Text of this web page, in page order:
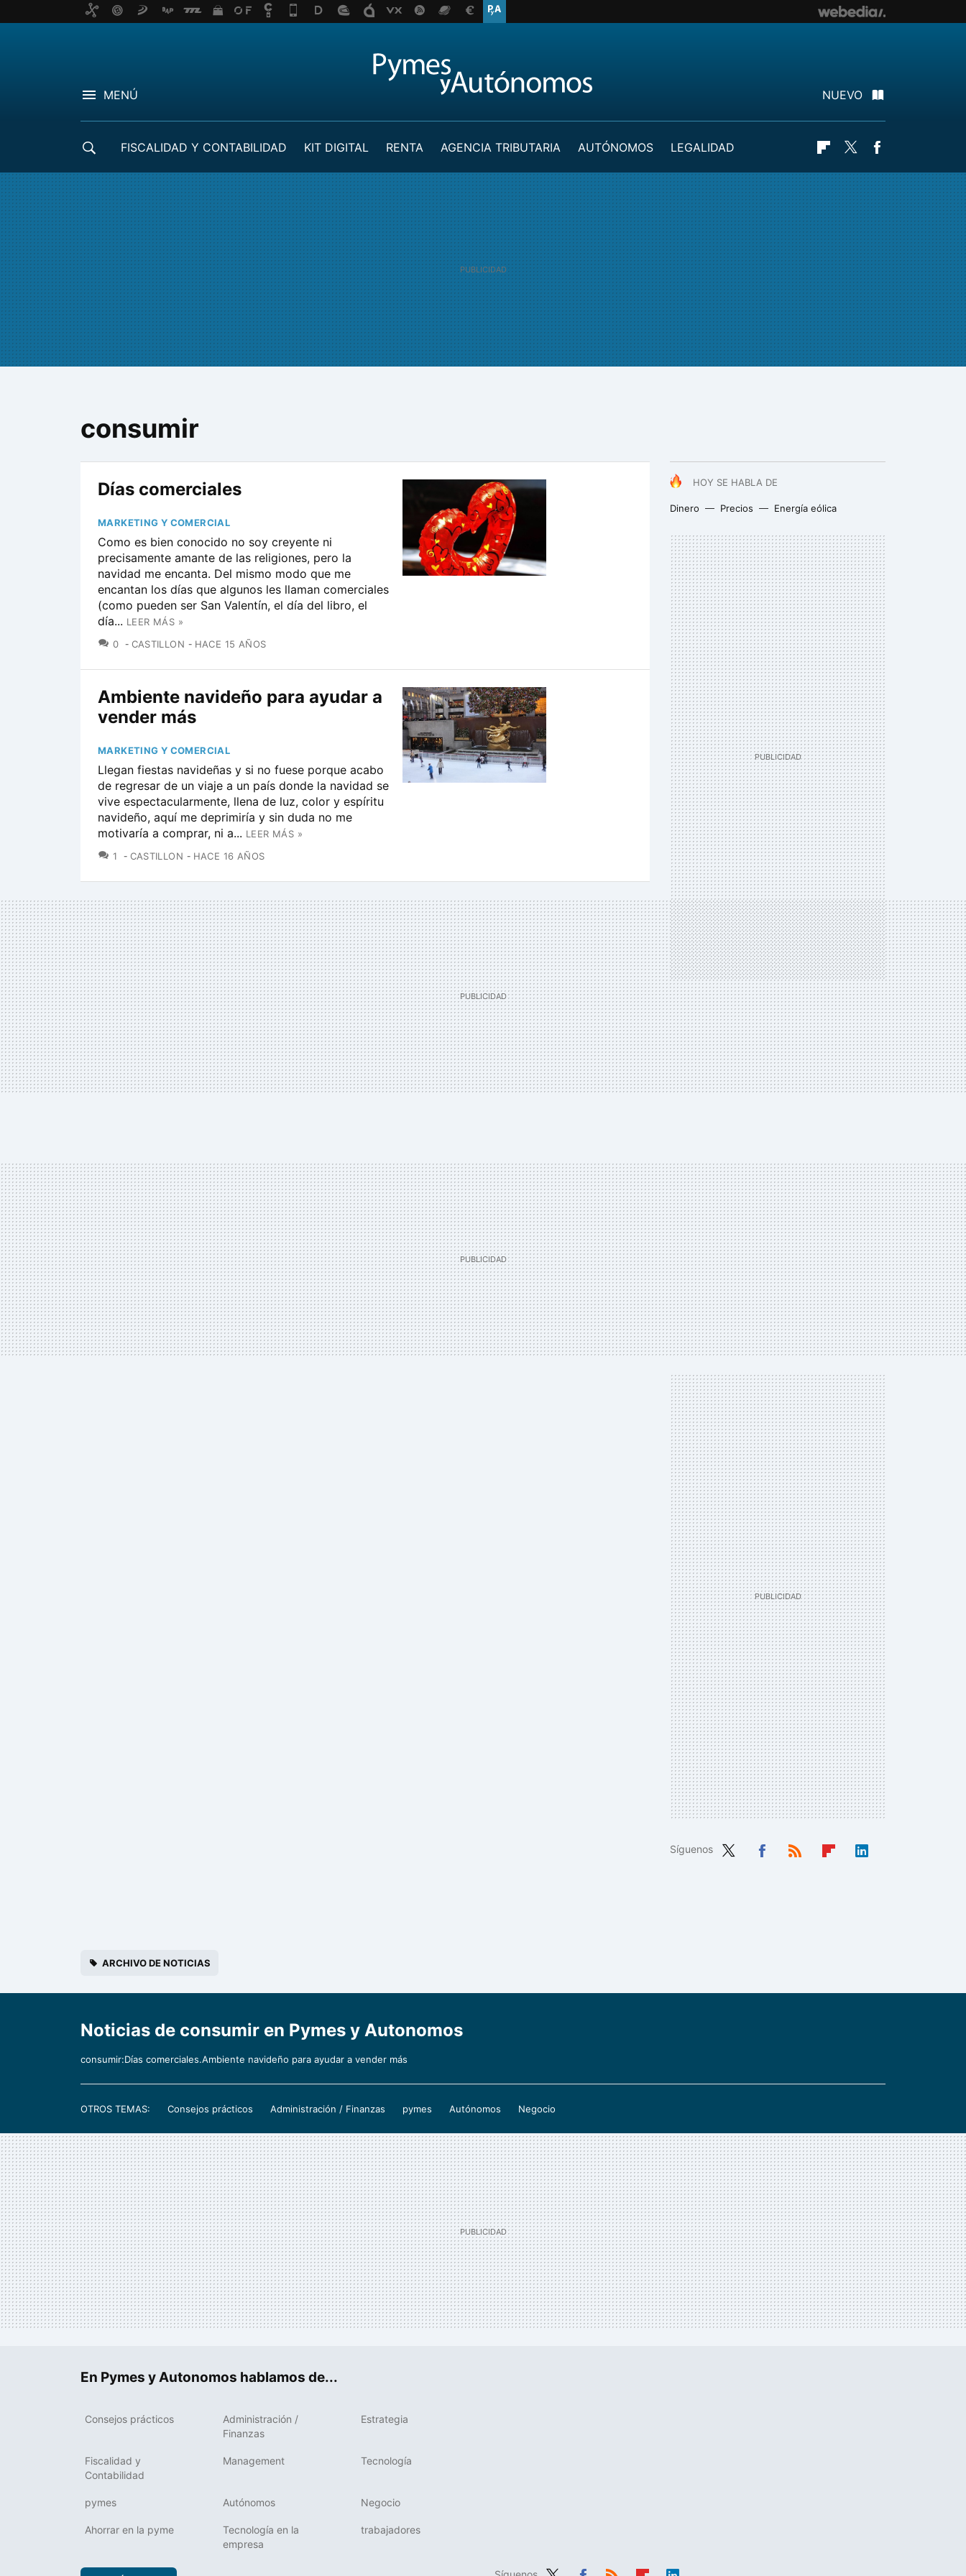
MENÚ NUEVO
FISCALIDAD Y CONTABILIDAD KIT DIGITAL RENTA AGENCIA TRIBUTARIA AUTÓNOMOS
LEGALIDAD
Flipboard
Twitter
consumir
HOY SE HABLA DE
Dinero Precios Energía eólica
Días comerciales
MARKETING Y COMERCIAL
Como es bien conocido no soy creyente ni
precisamente amante de las religiones, pero la
navidad me encanta. Del mismo modo que me
encantan los días que algunos les llaman comerciales
(como pueden ser San Valentín, el día del libro, el
día... LEER MÁS »
0 COMENTARIOS
CASTILLON HACE 15 AÑOS
Ambiente navideño para ayudar a
vender más
MARKETING Y COMERCIAL
Llegan fiestas navideñas y si no fuese porque acabo
de regresar de un viaje a un país donde la navidad se
vive espectacularmente, llena de luz, color y espíritu
navideño, aquí me deprimiría y sin duda no me
motivaría a comprar, ni a... LEER MÁS »
1
COMENTARIOS
CASTILLON HACE 16 AÑOS
Síguenos
ARCHIVO DE NOTICIAS
Noticias de consumir en Pymes y Autonomos
consumir:Días comerciales.Ambiente navideño para ayudar a vender más
OTROS TEMAS: Consejos prácticos Administración / Finanzas pymes Autónomos Negocio
En Pymes y Autonomos hablamos de...
Consejos prácticos
Administración /
Finanzas
Estrategia
Fiscalidad y
Contabilidad
Management Tecnología
pymes Autónomos Negocio
Ahorrar en la pyme
Tecnología en la
empresa
trabajadores